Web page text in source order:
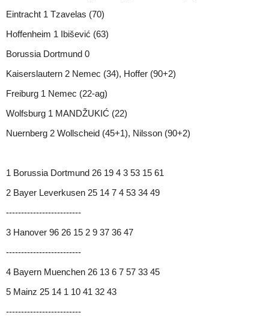
Eintracht 1 Tzavelas (70)
Hoffenheim 1 Ibišević (63)
Borussia Dortmund 0
Kaiserslautern 2 Nemec (34), Hoffer (90+2)
Freiburg 1 Nemec (22-ag)
Wolfsburg 1 MANDŽUKIĆ (22)
Nuernberg 2 Wollscheid (45+1), Nilsson (90+2)
1 Borussia Dortmund 26 19 4 3 53 15 61
2 Bayer Leverkusen 25 14 7 4 53 34 49
-------------------------
3 Hanover 96 26 15 2 9 37 36 47
-------------------------
4 Bayern Muenchen 26 13 6 7 57 33 45
5 Mainz 25 14 1 10 41 32 43
-------------------------